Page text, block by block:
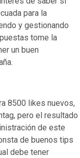
para la
y gestionando
tome la
un buen
8500 likes nuevos,
pero el resultado
de este
de buenos tips
debe tener